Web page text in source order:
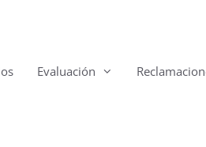
Evaluación